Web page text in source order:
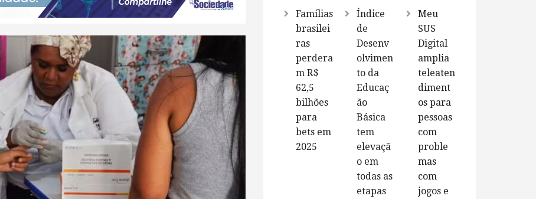
Famílias
brasilei
ras
perdera
m R$
62,5
bilhões
para
bets em
2025
Índice
de
Desenv
olvimen
to da
Educaç
ão
Básica
tem
elevaçã
o em
todas as
etapas
Meu
SUS
Digital
amplia
teleaten
diment
os para
pessoas
com
proble
mas
com
jogos e